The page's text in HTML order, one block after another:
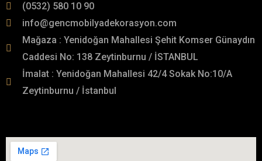
(0532) 580 10 90
info@gencmobilyadekorasyon.com
Mağaza : Yenidoğan Mahallesi Şehit Komser Günaydın
Caddesi No: 138 Zeytinburnu / İSTANBUL
İmalat : Yenidoğan Mahallesi 42/4 Sokak No:10/A
Zeytinburnu / İstanbul